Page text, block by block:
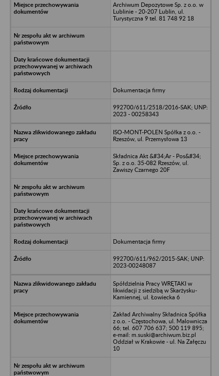
Archiwum Depozytowe Sp. z o.o. w
Lublinie - 20-207 Lublin, ul.
Turystyczna 9 tel. 81 748 92 18
Dokumentacja firmy
992700/611/2518/2016-SAK; UNP:
2023 - 00258343
ISO-MONT-POLEN Spółka z o.o. -
Rzeszów, ul. Przemysłowa 13
Składnica Akt &#34;Ar - Pos&#34;
Sp. z o.o. 35-082 Rzeszów, ul.
Zawiszy Czarnego 20F
Dokumentacja firmy
992700/611/962/2015-SAK; UNP:
2023-00248087
Spółdzielnia Pracy WRĘTAKI w
likwidacji z siedzibą w Skarżysku-
Kamiennej, ul. Łowiecka 6
Zakład Archiwalny Składnica Spółka
z o.o. - Częstochowa, ul. Malownicza
66; tel. 607 706 637; 500 119 895;
e-mail: m.suski@archiwum.biz.pl
Oddział w Krakowie - ul. Na Załęczu
10